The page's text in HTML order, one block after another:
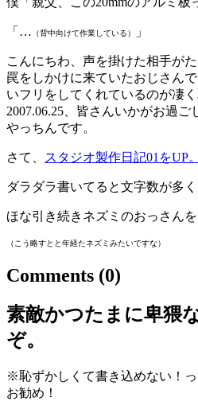
「… （背中向けて作業している） 」
こんにちわ、声を掛けた相手が
罠をしかけに来ていたおじさん
いフリをしてくれているのが凄
2007.06.25、皆さんいかがお過ご
やっちんです。
さて、 スタジオ製作日記01をUP。
ダラダラ書いてると文字数が多く
ほな引き続きネズミのおっさんを
（こう略すとと年経たネズミみたいですな）
Comments (0)
素敵かつたまに卑猥
ぞ。
※恥ずかしくて書き込めない！
お勧め！